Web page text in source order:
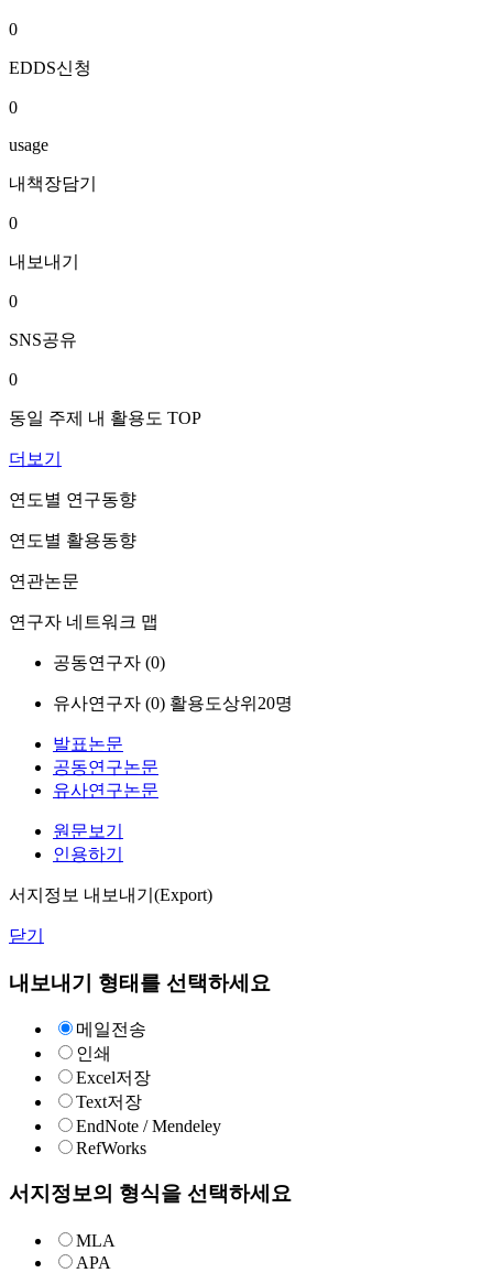
0
EDDS신청
0
usage
내책장담기
0
내보내기
0
SNS공유
0
동일 주제 내 활용도 TOP
더보기
연도별 연구동향
연도별 활용동향
연관논문
연구자 네트워크 맵
공동연구자 (0)
유사연구자 (0) 활용도상위20명
발표논문
공동연구논문
유사연구논문
원문보기
인용하기
서지정보 내보내기(Export)
닫기
내보내기 형태를 선택하세요
메일전송
인쇄
Excel저장
Text저장
EndNote / Mendeley
RefWorks
서지정보의 형식을 선택하세요
MLA
APA